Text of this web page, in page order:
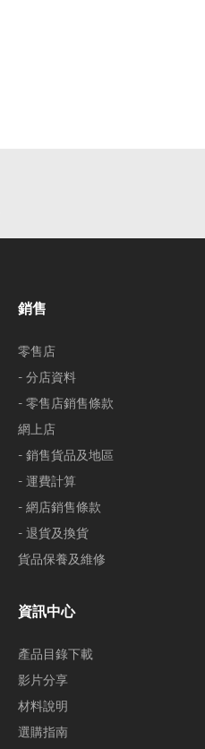
銷售
零售店
- 分店資料
- 零售店銷售條款
網上店
- 銷售貨品及地區
- 運費計算
- 網店銷售條款
- 退貨及換貨
貨品保養及維修
資訊中心
產品目錄下載
影片分享
材料說明
選購指南